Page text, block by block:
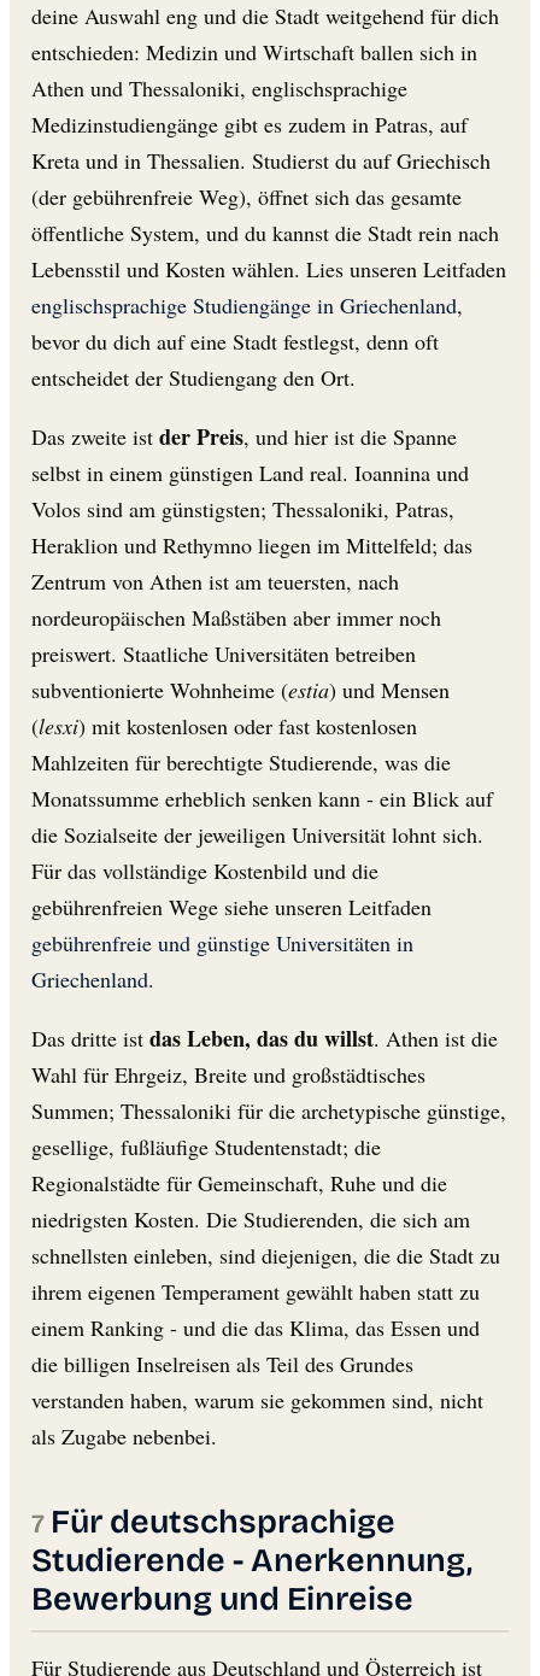
deine Auswahl eng und die Stadt weitgehend für dich
entschieden: Medizin und Wirtschaft ballen sich in
Athen und Thessaloniki, englischsprachige
Medizinstudiengänge gibt es zudem in Patras, auf
Kreta und in Thessalien. Studierst du auf Griechisch
(der gebührenfreie Weg), öffnet sich das gesamte
öffentliche System, und du kannst die Stadt rein nach
Lebensstil und Kosten wählen. Lies unseren Leitfaden
englischsprachige Studiengänge in Griechenland,
bevor du dich auf eine Stadt festlegst, denn oft
entscheidet der Studiengang den Ort.
Das zweite ist der Preis, und hier ist die Spanne
selbst in einem günstigen Land real. Ioannina und
Volos sind am günstigsten; Thessaloniki, Patras,
Heraklion und Rethymno liegen im Mittelfeld; das
Zentrum von Athen ist am teuersten, nach
nordeuropäischen Maßstäben aber immer noch
preiswert. Staatliche Universitäten betreiben
subventionierte Wohnheime (estia) und Mensen
(lesxi) mit kostenlosen oder fast kostenlosen
Mahlzeiten für berechtigte Studierende, was die
Monatssumme erheblich senken kann - ein Blick auf
die Sozialseite der jeweiligen Universität lohnt sich.
Für das vollständige Kostenbild und die
gebührenfreien Wege siehe unseren Leitfaden
gebührenfreie und günstige Universitäten in
Griechenland.
Das dritte ist das Leben, das du willst. Athen ist die
Wahl für Ehrgeiz, Breite und großstädtisches
Summen; Thessaloniki für die archetypische günstige,
gesellige, fußläufige Studentenstadt; die
Regionalstädte für Gemeinschaft, Ruhe und die
niedrigsten Kosten. Die Studierenden, die sich am
schnellsten einleben, sind diejenigen, die die Stadt zu
ihrem eigenen Temperament gewählt haben statt zu
einem Ranking - und die das Klima, das Essen und
die billigen Inselreisen als Teil des Grundes
verstanden haben, warum sie gekommen sind, nicht
als Zugabe nebenbei.
Für deutschsprachige
Studierende - Anerkennung,
Bewerbung und Einreise
Für Studierende aus Deutschland und Österreich ist